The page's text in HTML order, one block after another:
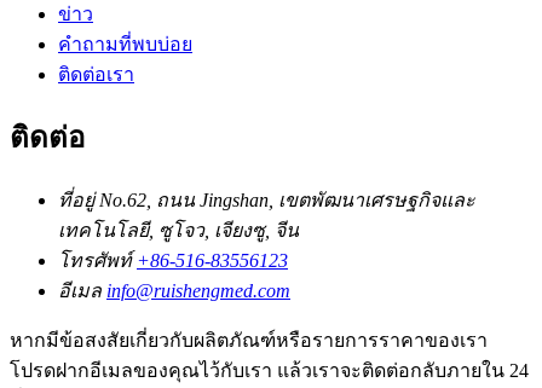
ข่าว
คำถามที่พบบ่อย
ติดต่อเรา
ติดต่อ
ที่อยู่ No.62, ถนน Jingshan, เขตพัฒนาเศรษฐกิจและ
เทคโนโลยี, ซูโจว, เจียงซู, จีน
โทรศัพท์ +86-516-83556123
อีเมล info@ruishengmed.com
หากมีข้อสงสัยเกี่ยวกับผลิตภัณฑ์หรือรายการราคาของเรา
โปรดฝากอีเมลของคุณไว้กับเรา แล้วเราจะติดต่อกลับภายใน 24